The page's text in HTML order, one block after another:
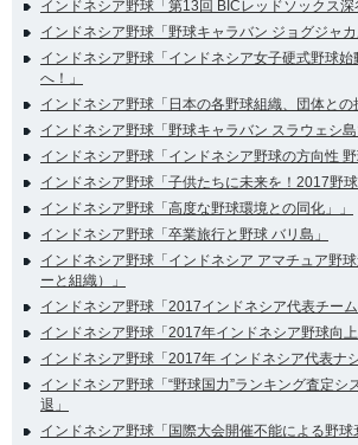
インドネシア野球「第13回 BICレッドソックス深
インドネシア野球「野球キャラバン ジョグジャカ
インドネシア野球「インドネシア女子硬式野球
へ！」
インドネシア野球「日本の各野球組織、団体との
インドネシア野球「野球キャラバン スラウェシ島
インドネシア野球「インドネシア野球の方向性 野
インドネシア野球「子供たちに未来を！2017野球
インドネシア野球「高度な野球環境との同化」」
インドネシア野球「卒業旅行と野球 バリ島」
インドネシア野球「インドネシア アマチュア野
ーと組織）」
インドネシア野球「2017インドネシア代表チーム
インドネシア野球「2017年インドネシア野球向上
インドネシア野球「2017年 インドネシア代表ナ
インドネシア野球「“野球国力”ランキング査定シ
退」
インドネシア野球「国際大会開催不能による野球